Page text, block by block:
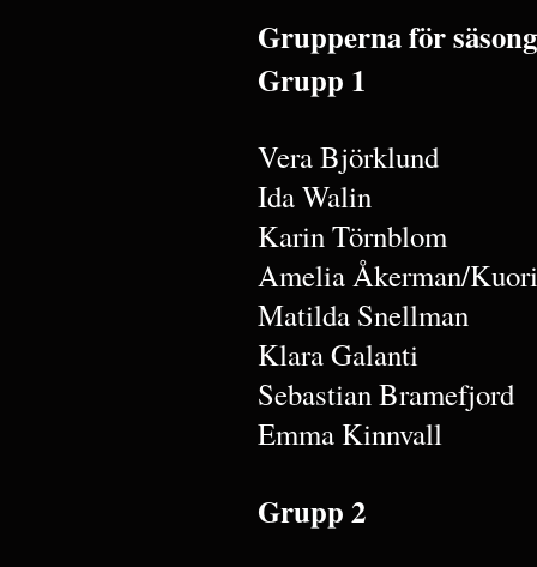
Grupperna för
Grupp 1
Vera Björklund
Ida Walin
Karin Törnblom
Amelia Åkerman/
Matilda Snellman
Klara Galanti
Sebastian Bramefjord
Emma Kinnvall
Grupp 2